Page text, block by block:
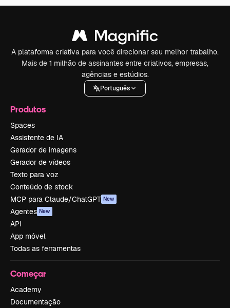
A plataforma criativa para você direcionar seu melhor trabalho.
Mais de 1 milhão de assinantes entre criativos, empresas,
agências e estúdios.
Português
Produtos
Spaces
Assistente de IA
Gerador de imagens
Gerador de vídeos
Texto para voz
Conteúdo de stock
MCP para Claude/ChatGPT New
Agentes New
API
App móvel
Todas as ferramentas
Começar
Academy
Documentação